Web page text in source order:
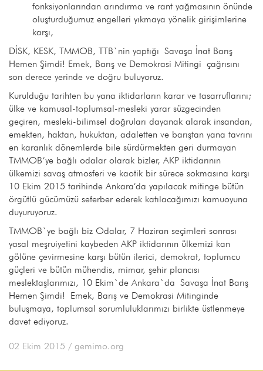
fonksiyonlarından arındırma ve rant yağmasının önünde
oluşturduğumuz engelleri yıkmaya yönelik girişimlerine
karşı,
DİSK, KESK, TMMOB, TTB`nin yaptığı Savaşa İnat Barış
Hemen Şimdi! Emek, Barış ve Demokrasi Mitingi çağrısını
son derece yerinde ve doğru buluyoruz.
Kurulduğu tarihten bu yana iktidarların karar ve tasarruflarını;
ülke ve kamusal-toplumsal-mesleki yarar süzgecinden
geçiren, mesleki-bilimsel doğruları dayanak alarak insandan,
emekten, haktan, hukuktan, adaletten ve barıştan yana tavrını
en karanlık dönemlerde bile sürdürmekten geri durmayan
TMMOB‘ye bağlı odalar olarak bizler, AKP iktidarının
ülkemizi savaş atmosferi ve kaotik bir sürece sokmasına karşı
10 Ekim 2015 tarihinde Ankara‘da yapılacak mitinge bütün
örgütlü gücümüzü seferber ederek katılacağımızı kamuoyuna
duyuruyoruz.
TMMOB`ye bağlı biz Odalar, 7 Haziran seçimleri sonrası
yasal meşruiyetini kaybeden AKP iktidarının ülkemizi kan
gölüne çevirmesine karşı bütün ilerici, demokrat, toplumcu
güçleri ve bütün mühendis, mimar, şehir plancısı
meslektaşlarımızı, 10 Ekim`de Ankara`da Savaşa İnat Barış
Hemen Şimdi! Emek, Barış ve Demokrasi Mitinginde
buluşmaya, toplumsal sorumluluklarımızı birlikte üstlenmeye
davet ediyoruz.
02 Ekim 2015 / gemimo.org